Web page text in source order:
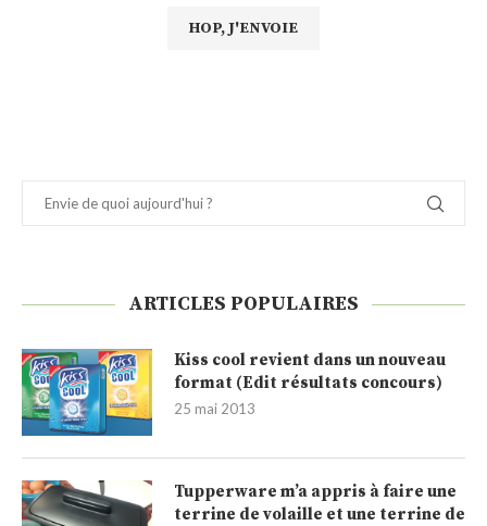
ARTICLES POPULAIRES
Kiss cool revient dans un nouveau
format (Edit résultats concours)
25 mai 2013
Tupperware m’a appris à faire une
terrine de volaille et une terrine de